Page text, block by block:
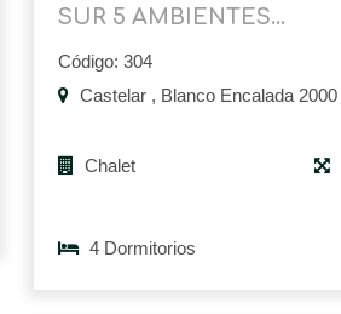
SUR 5 AMBIENTES...
Código: 304
Castelar , Blanco Encalada 2000
Chalet
4 Dormitorios